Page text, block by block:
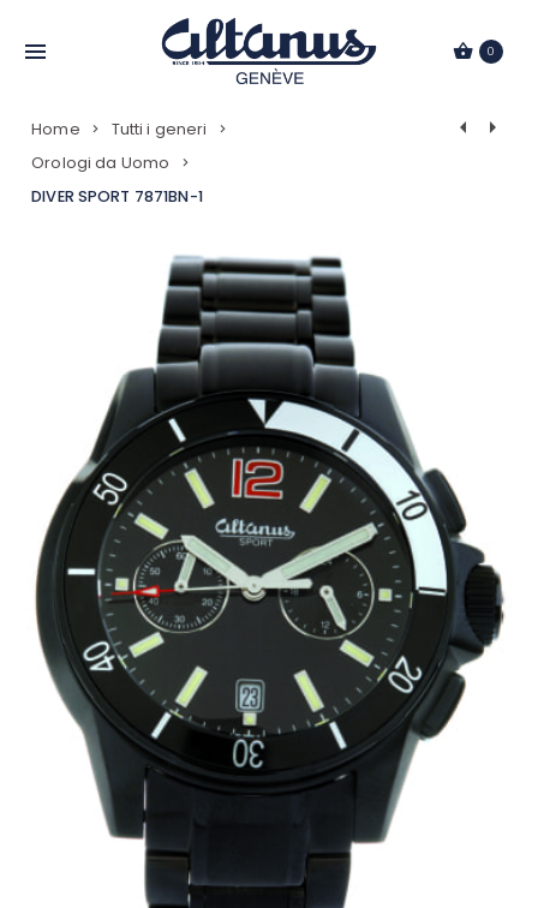
0
Home
Tutti i generi
Orologi da Uomo
DIVER SPORT 7871BN-1